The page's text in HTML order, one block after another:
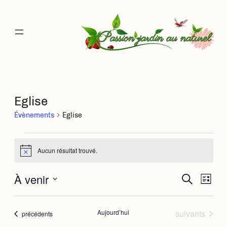
Eglise
Évènements Eglise
Évènements
Notice Aucun résultat trouvé.
et
Recherche
Liste
À venir
date.
Évènements
précédents Aujourd’hui Évènements
suivants